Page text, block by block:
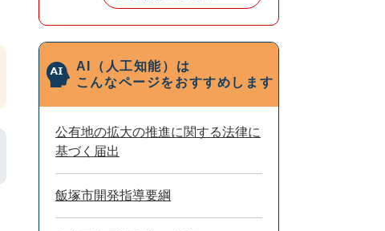
AI（人工知能）は
こんなページをおすすめします
公有地の拡大の推進に関する法律に
基づく届出
飯塚市開発指導要綱